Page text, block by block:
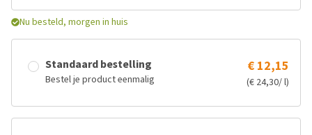
Nu besteld, morgen in huis
Standaard bestelling
Bestel je product eenmalig
€ 12,15
(€ 24,30/ l)